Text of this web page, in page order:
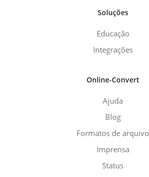
Soluções
Educação
Integrações
Online-Convert
Ajuda
Blog
Formatos de arquivo
Imprensa
Status